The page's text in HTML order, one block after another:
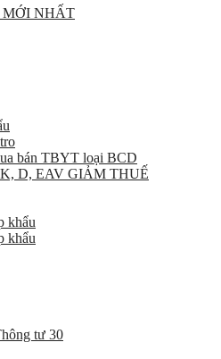
NHẤT
bán TBYT loại BCD
D, EAV GIẢM THUẾ
khẩu
khẩu
tư 30